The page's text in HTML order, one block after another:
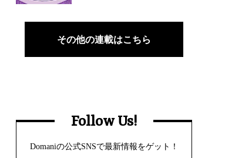
その他の連載はこちら
Follow Us!
Domaniの公式SNSで最新情報をゲット！